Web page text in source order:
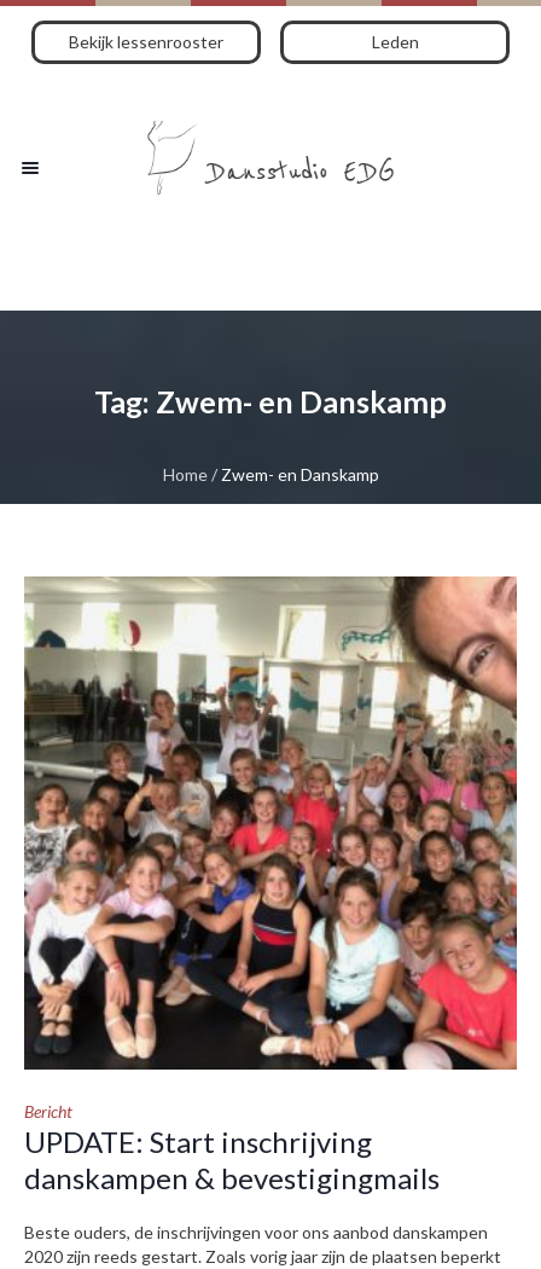
Bekijk lessenrooster Leden
Tag: Zwem- en Danskamp
Home / Zwem- en Danskamp
Bericht
UPDATE: Start inschrijving
danskampen & bevestigingmails
Beste ouders, de inschrijvingen voor ons aanbod danskampen
2020 zijn reeds gestart. Zoals vorig jaar zijn de plaatsen beperkt